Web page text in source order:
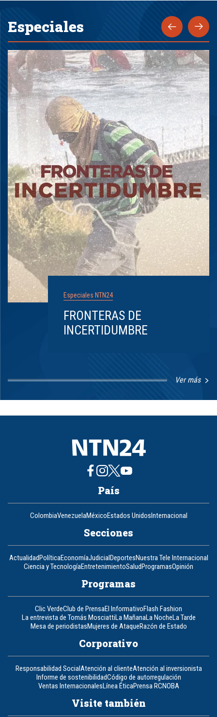
Especiales
Especiales NTN24
FRONTERAS DE
INCERTIDUMBRE
Ver más
1
8
País
ColombiaVenezuelaMéxicoEstados UnidosInternacional
Secciones
ActualidadPolíticaEconomíaJudicialDeportesNuestra Tele Internacional
Ciencia y TecnologíaEntretenimientoSaludProgramasOpinión
Programas
Clic VerdeClub de PrensaEl InformativoFlash Fashion
La entrevista de Tomás MosciattiLa MañanaLa NocheLa Tarde
Mesa de periodistasMujeres de AtaqueRazón de Estado
Corporativo
Responsabilidad SocialAtención al clienteAtención al inversionista
Informe de sostenibilidadCódigo de autorregulación
Ventas InternacionalesLínea ÉticaPrensa RCNOBA
Visite también